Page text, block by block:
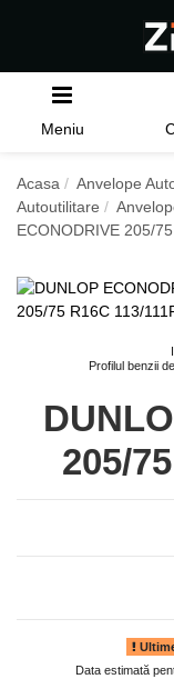
Meniu
Acasa Anvelope
Autoutilitare
ECONODRIVE 205/
Profilul benzii
205/
Data estimată